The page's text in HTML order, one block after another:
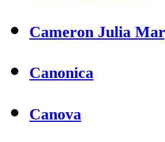
Cameron Julia
Canonica
Canova